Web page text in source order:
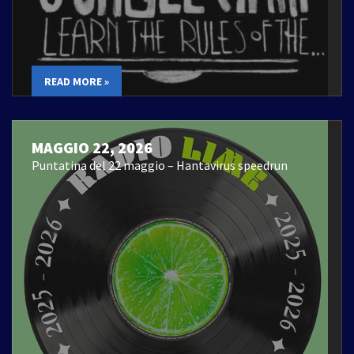
READ MORE »
MAGGIO 22, 2026
Puntatina del 22 maggio – Hantavirus speedrun